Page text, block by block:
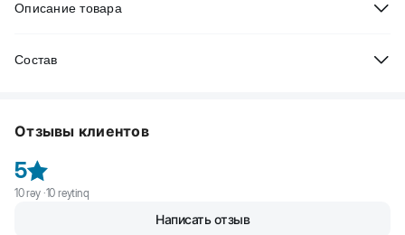
Описание товара
организм животного необходимым количеством питательных
Состав
сахара, краситель Е171.
Информация об ингредиентах и нутриентном составе на сайте
является справочной. Вся информация о продукте представлена
непосредственно на упаковке.
Отзывы клиентов
5
10rəy ·10 reytinq
Написать отзыв